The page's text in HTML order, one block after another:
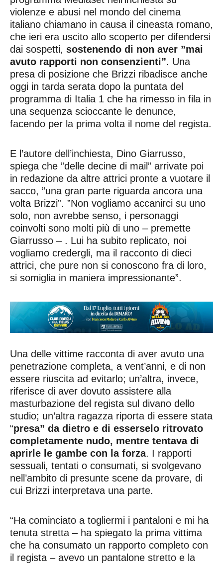
violenze e abusi nel mondo del cinema
italiano chiamano in causa il cineasta romano,
che ieri era uscito allo scoperto per difendersi
dai sospetti, sostenendo di non aver ”mai
avuto rapporti non consenzienti”. Una
presa di posizione che Brizzi ribadisce anche
oggi in tarda serata dopo la puntata del
programma di Italia 1 che ha rimesso in fila in
una sequenza scioccante le denunce,
facendo per la prima volta il nome del regista.
E l’autore dell’inchiesta, Dino Giarrusso,
spiega che ”delle decine di mail” arrivate poi
in redazione da altre attrici pronte a vuotare il
sacco, ”una gran parte riguarda ancora una
volta Brizzi”. ”Non vogliamo accanirci su uno
solo, non avrebbe senso, i personaggi
coinvolti sono molti più di uno – premette
Giarrusso – . Lui ha subito replicato, noi
vogliamo credergli, ma il racconto di dieci
attrici, che pure non si conoscono fra di loro,
si somiglia in maniera impressionante”.
Una delle vittime racconta di aver avuto una
penetrazione completa, a vent’anni, e di non
essere riuscita ad evitarlo; un’altra, invece,
riferisce di aver dovuto assistere alla
masturbazione del regista sul divano dello
studio; un’altra ragazza riporta di essere stata
“presa” da dietro e di esserselo ritrovato
completamente nudo, mentre tentava di
aprirle le gambe con la forza. I rapporti
sessuali, tentati o consumati, si svolgevano
nell’ambito di presunte scene da provare, di
cui Brizzi interpretava una parte.
“Ha cominciato a togliermi i pantaloni e mi ha
tenuta stretta – ha spiegato la prima vittima
che ha consumato un rapporto completo con
il regista – avevo un pantalone stretto e la